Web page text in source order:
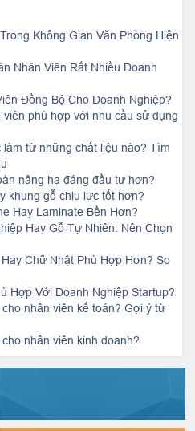
Không Gian Văn Phòng Hiện
Nhân Viên Rất Nhiều Doanh
Đồng Bộ Cho Doanh Nghiệp?
phù hợp với nhu cầu sử dụng
từ những chất liệu nào? Tìm
nâng hạ đáng đầu tư hơn?
khung gỗ chịu lực tốt hơn?
Hay Laminate Bền Hơn?
Hay Gỗ Tự Nhiên: Nên Chọn
Chữ Nhật Phù Hợp Hơn? So
Hợp Với Doanh Nghiệp Startup?
nhân viên kế toán? Gợi ý từ
nhân viên kinh doanh?